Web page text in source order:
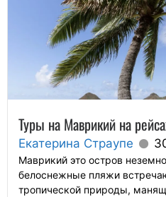
Туры на Маврикий на
Екатерина Страупе
Маврикий это остров
белоснежные пляжи
тропической природы,